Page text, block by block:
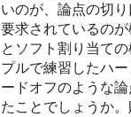
いのが、論点の切
要求されているの
とソフト割り当て
プルで練習したハ
ードオフのような
たことでしょうか